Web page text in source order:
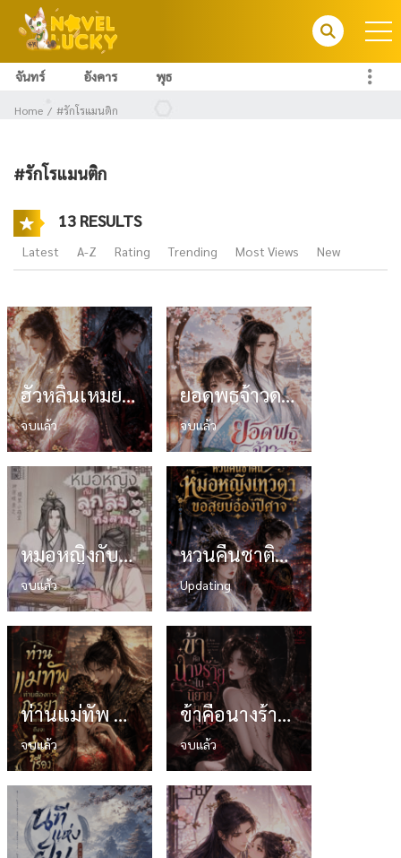
จันทร์ อังคาร พุธ
Home #รักโรแมนติก
#รักโรแมนติก
13 RESULTS
Latest A-Z Rating Trending Most Views New
ฮัวหลินเหมย ยอดดวงใจวสันตฤดู
จบแล้ว
ยอดพธูจ้าวดวงใจ
จบแล้ว
หมอหญิงกับลูกลิงทั้งสาม
จบแล้ว
หวนคืนชาตินี้ หมอหญิงเทวดาขอสยบอ๋องปีศาจ
Updating
ท่านแม่ทัพ ท่านต้องการภรรยาอย่างข้าถึงจะรุ่งเรือง
จบแล้ว
ข้าคือนางร้ายในนิยายจำกัดเรท
จบแล้ว